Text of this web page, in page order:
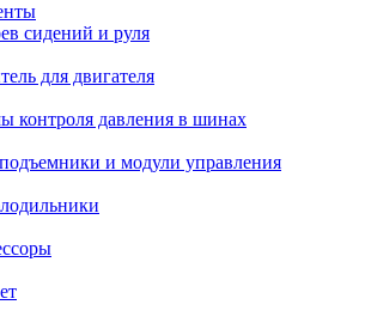
сидений и руля
для двигателя
контроля давления в шинах
и модули управления